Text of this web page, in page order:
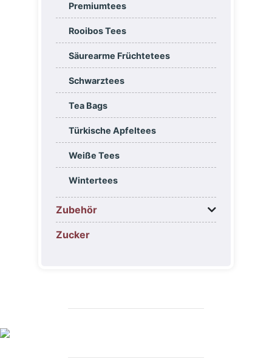
Premiumtees
Rooibos Tees
Säurearme Früchtetees
Schwarztees
Tea Bags
Türkische Apfeltees
Weiße Tees
Wintertees
Zubehör
Zucker